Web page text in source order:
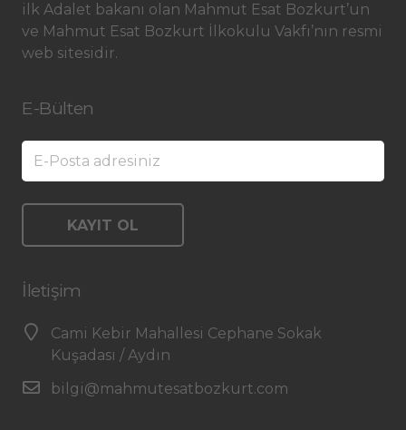
ilk Adalet bakanı olan Mahmut Esat Bozkurt’un
ve Mahmut Esat Bozkurt İlkokulu Vakfı’nın resmi
web sitesidir.
E-Bülten
İletişim
Cami Kebir Mahallesi Cephane Sokak
Kuşadası / Aydın
bilgi@mahmutesatbozkurt.com